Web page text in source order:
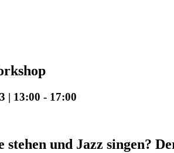
| 13:00 - 17:00
stehen und Jazz singen?